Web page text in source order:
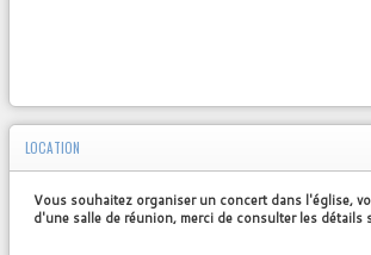
LOCATION
Vous souhaitez organiser un concert dans l'église,
d'une salle de réunion, merci de consulter les détails